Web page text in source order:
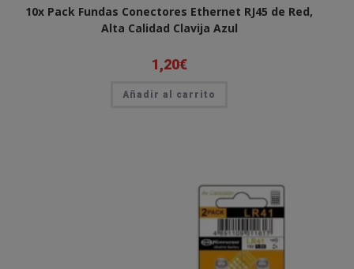
10x Pack Fundas Conectores Ethernet RJ45 de Red,
Alta Calidad Clavija Azul
1,20€
Añadir al carrito